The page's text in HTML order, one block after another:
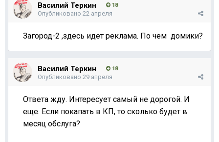
Василий Теркин 18
Опубликовано 22 апреля
Загород-2 ,здесь идет реклама. По чем домики?
Василий Теркин 18
Опубликовано 29 апреля
Ответа жду. Интересует самый не дорогой. И
еще. Если покапать в КП, то сколько будет в
месяц обслуга?